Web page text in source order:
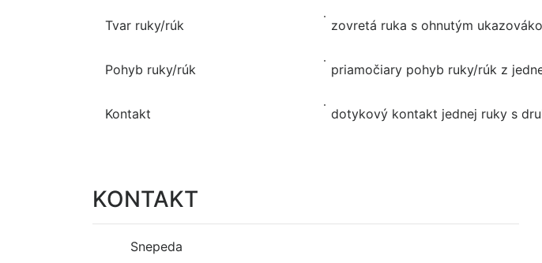
Tvar ruky/rúk zovretá ruka s ohnutým
Pohyb ruky/rúk priamočiary pohyb ruky/rúk z
Kontakt dotykový kontakt jednej ruky s
KONTAKT
Snepeda